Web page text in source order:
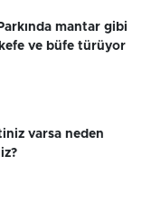
mantar gibi
ve büfe türüyor
varsa neden